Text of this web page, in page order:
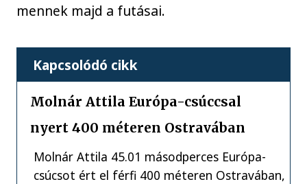
mennek majd a futásai.
Kapcsolódó cikk
Molnár Attila Európa-csúccsal
nyert 400 méteren Ostravában
Molnár Attila 45.01 másodperces Európa-
csúcsot ért el férfi 400 méteren Ostravában,